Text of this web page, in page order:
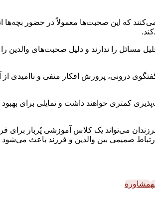
که این صحبت‌ها معمولاً در حضور بچه‌ها
مسائل را ندارند و دلیل صحبت‌های والدین
درونی، پرورش افکار منفی و ناامیدی
کمتری خواهند داشت و تمایلی برای
می‌تواند یک کلاس آموزشی پُربار
صمیمی بین والدین و فرزند باعث
مشاوره